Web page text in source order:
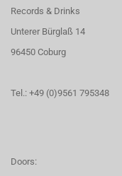
Records & Drinks
Unterer Bürglaß 14
96450 Coburg
Tel.: +49 (0)9561 795348
Doors: